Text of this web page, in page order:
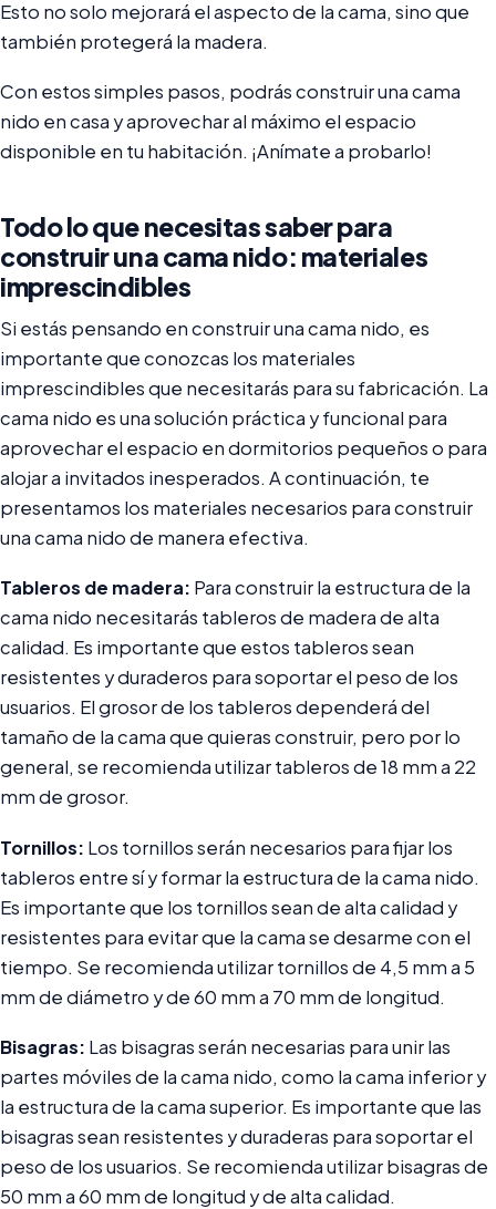
Esto no solo mejorará el aspecto de la cama, sino que
también protegerá la madera.
Con estos simples pasos, podrás construir una cama
nido en casa y aprovechar al máximo el espacio
disponible en tu habitación. ¡Anímate a probarlo!
Todo lo que necesitas saber para
construir una cama nido: materiales
imprescindibles
Si estás pensando en construir una cama nido, es
importante que conozcas los materiales
imprescindibles que necesitarás para su fabricación. La
cama nido es una solución práctica y funcional para
aprovechar el espacio en dormitorios pequeños o para
alojar a invitados inesperados. A continuación, te
presentamos los materiales necesarios para construir
una cama nido de manera efectiva.
Tableros de madera: Para construir la estructura de la
cama nido necesitarás tableros de madera de alta
calidad. Es importante que estos tableros sean
resistentes y duraderos para soportar el peso de los
usuarios. El grosor de los tableros dependerá del
tamaño de la cama que quieras construir, pero por lo
general, se recomienda utilizar tableros de 18 mm a 22
mm de grosor.
Tornillos: Los tornillos serán necesarios para fijar los
tableros entre sí y formar la estructura de la cama nido.
Es importante que los tornillos sean de alta calidad y
resistentes para evitar que la cama se desarme con el
tiempo. Se recomienda utilizar tornillos de 4,5 mm a 5
mm de diámetro y de 60 mm a 70 mm de longitud.
Bisagras: Las bisagras serán necesarias para unir las
partes móviles de la cama nido, como la cama inferior y
la estructura de la cama superior. Es importante que las
bisagras sean resistentes y duraderas para soportar el
peso de los usuarios. Se recomienda utilizar bisagras de
50 mm a 60 mm de longitud y de alta calidad.